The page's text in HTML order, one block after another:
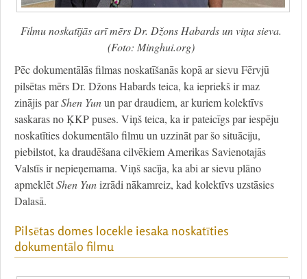
Filmu noskatījās arī mērs Dr. Džons Habards un viņa sieva.
(Foto: Minghui.org)
Pēc dokumentālās filmas noskatīšanās kopā ar sievu Fērvjū
pilsētas mērs Dr. Džons Habards teica, ka iepriekš ir maz
zinājis parShen Yunun par draudiem, ar kuriem kolektīvs
saskaras no ĶKP puses. Viņš teica, ka ir pateicīgs par iespēju
noskatīties dokumentālo filmu un uzzināt par šo situāciju,
piebilstot, ka draudēšana cilvēkiem Amerikas Savienotajās
Valstīs ir nepieņemama. Viņš sacīja, ka abi ar sievu plāno
apmeklētShen Yunizrādi nākamreiz, kad kolektīvs uzstāsies
Dalasā.
Pilsētas domes locekle iesaka noskatīties
dokumentālo filmu